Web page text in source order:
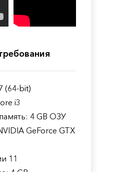
(64-bit)
i3
4 GB ОЗУ
GeForce GTX
11